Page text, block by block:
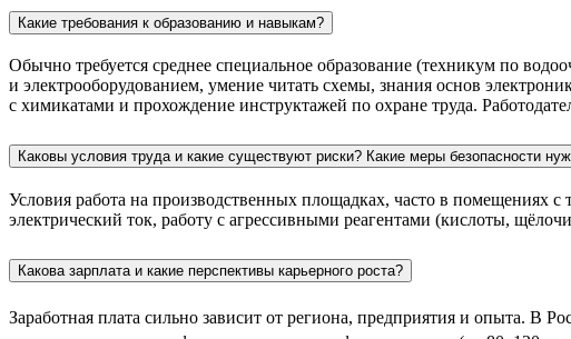
Какие требования к образованию и навыкам?
Обычно требуется среднее специальное образование (техникум по
и электрооборудованием, умение читать схемы, знания основ
с химикатами и прохождение инструктажей по охране труда.
Каковы условия труда и какие существуют риски? Какие меры безопасности
Условия работа на производственных площадках, часто в помещениях
электрический ток, работу с агрессивными реагентами (кислоты,
Какова зарплата и какие перспективы карьерного роста?
Заработная плата сильно зависит от региона, предприятия и опыта. В